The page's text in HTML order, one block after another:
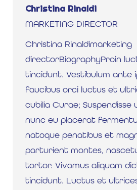
Christina Rinaldi
MARKETING DIRECTOR
Christina Rinaldimarketing
directorBiographyProin
tincidunt. Vestibulum ante
faucibus orci luctus et
cubilia Curae; Suspendisse
nunc eu placerat
natoque penatibus et
parturient montes,
tortor. Vivamus aliquam
tincidunt. Luctus et